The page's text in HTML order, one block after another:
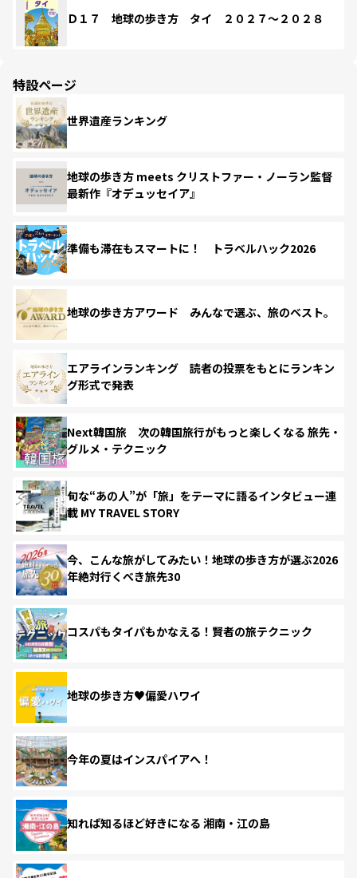
Ｄ１７ 地球の歩き方 タイ ２０２７～２０２８
特設ページ
世界遺産ランキング
地球の歩き方 meets クリストファー・ノーラン監督
最新作『オデュッセイア』
準備も滞在もスマートに！ トラベルハック2026
地球の歩き方アワード みんなで選ぶ、旅のベスト。
エアラインランキング 読者の投票をもとにランキン
グ形式で発表
Next韓国旅 次の韓国旅行がもっと楽しくなる 旅先・
グルメ・テクニック
旬な“あの人”が「旅」をテーマに語るインタビュー連
載 MY TRAVEL STORY
今、こんな旅がしてみたい！地球の歩き方が選ぶ2026
年絶対行くべき旅先30
コスパもタイパもかなえる！賢者の旅テクニック
地球の歩き方♥偏愛ハワイ
今年の夏はインスパイアへ！
知れば知るほど好きになる 湘南・江の島